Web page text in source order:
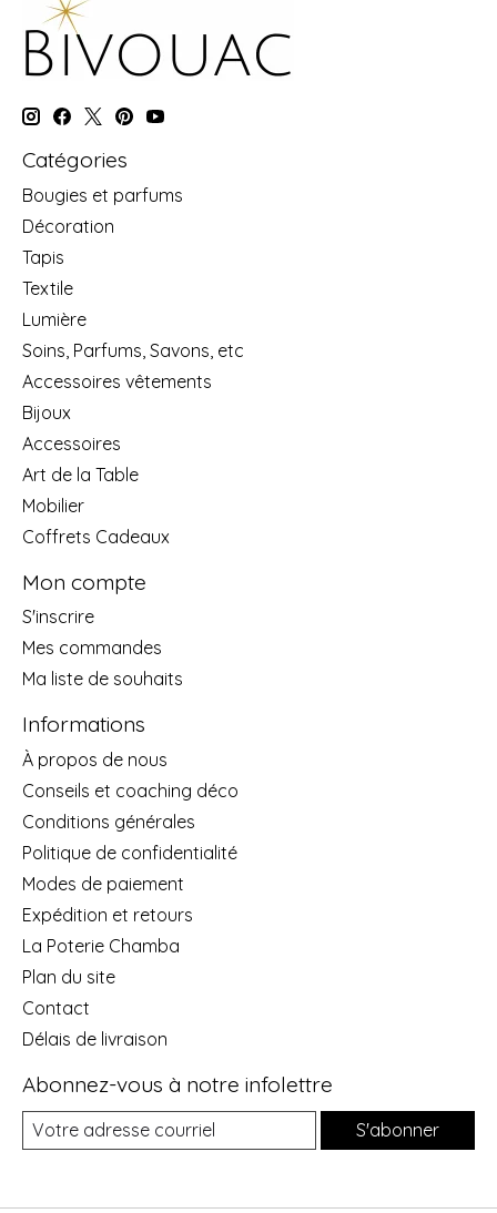
Catégories
Bougies et parfums
Décoration
Tapis
Textile
Lumière
Soins, Parfums, Savons, etc
Accessoires vêtements
Bijoux
Accessoires
Art de la Table
Mobilier
Coffrets Cadeaux
Mon compte
S'inscrire
Mes commandes
Ma liste de souhaits
Informations
À propos de nous
Conseils et coaching déco
Conditions générales
Politique de confidentialité
Modes de paiement
Expédition et retours
La Poterie Chamba
Plan du site
Contact
Délais de livraison
Abonnez-vous à notre infolettre
S'abonner